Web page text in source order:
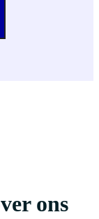
ons